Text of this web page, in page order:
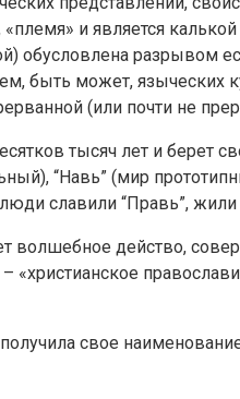
и является
разрывом
быть может, языческих
(или почти не
тысяч лет и берет
“Навь” (мир
люди славили “Правь”,
волшебное действо,
свое